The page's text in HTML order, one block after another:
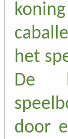
het
De
door